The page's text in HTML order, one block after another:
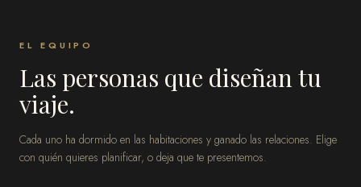
EL EQUIPO
Las personas que diseñan tu
viaje.
Cada uno ha dormido en las habitaciones y ganado las relaciones. Elige
con quién quieres planificar, o deja que te presentemos.
Magnolia Quintana